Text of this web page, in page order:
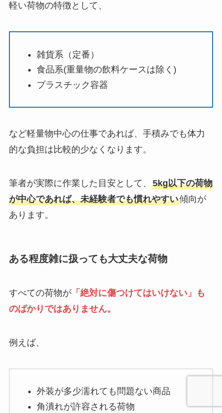
軽い荷物の特徴として、
雑貨系（定番）
食品系(重量物の飲料ケースは除く)
プラスチック容器
など軽量物中心の仕事であれば、手積みでも体力
的な負担は比較的少なくなります。
筆者が実際に作業した目安として、 5kg以下の荷物
が中心であれば、未経験者でも慣れやすい傾向が
あります。
ある程度雑に扱っても大丈夫な荷物
すべての荷物が「絶対に傷つけてはいけない」も
のばかりではありません。
例えば、
外装が多少濡れても問題ない商品
角潰れが許容される荷物